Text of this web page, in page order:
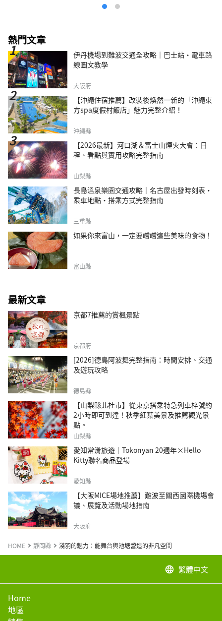
熱門文章
伊丹機場到難波交通全攻略｜巴士站・電車路
線圖文教學
大阪府
【沖繩住宿推薦】改裝後煥然一新的「沖繩東
方spa度假村飯店」魅力完整介紹！
沖繩縣
【2026最新】河口湖＆富士山煙火大會：日
程、看點與實用攻略完整指南
山梨縣
長島溫泉樂園交通攻略｜名古屋出發時刻表・
乘車地點・搭乘方式完整指南
三重縣
如果你來富山，一定要嚐嚐這些美味的食物！
富山縣
最新文章
京都7推薦的賞楓景點
京都府
[2026]德島阿波舞完整指南：時間安排、交通
及遊玩攻略
德島縣
【山梨縣北杜市】從東京搭乘特急列車梓號約
2小時即可到達！秋季紅葉美景及推薦觀光景
點。
山梨縣
愛知常滑旅遊｜Tokonyan 20週年×Hello
Kitty聯名商品登場
愛知縣
【大阪MICE場地推薦】難波至關西國際機場會
議、展覽及活動場地指南
大阪府
HOME 靜岡縣 淺羽的魅力：能舞台與池塘營造的非凡空間
language 繁體中文
Home
地區